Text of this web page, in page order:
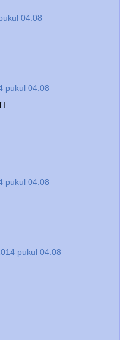
04.08
pukul 04.08
pukul 04.08
pukul 04.08